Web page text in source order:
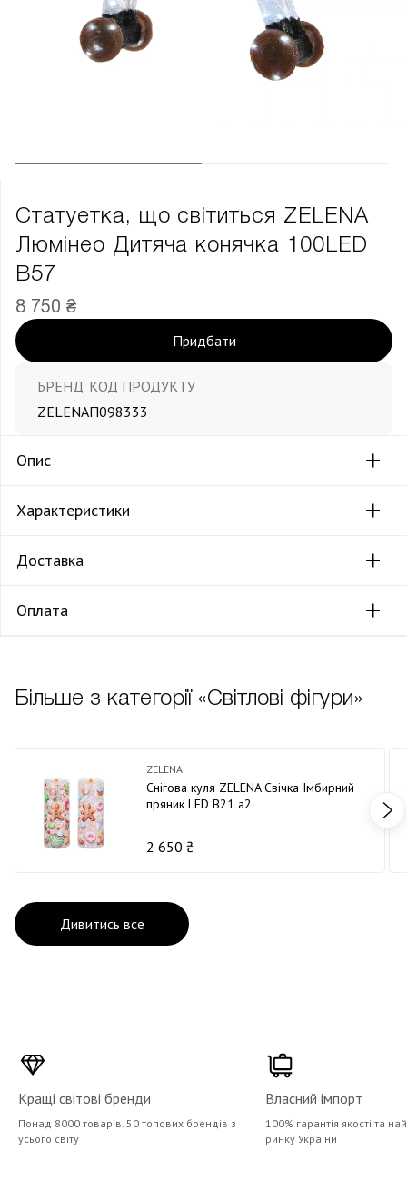
Статуетка, що світиться ZELENA
Люмінео Дитяча конячка 100LED
В57
8 750 ₴
Придбати
БРЕНД
ZELENA
КОД ПРОДУКТУ
П098333
Опис
Характеристики
Доставка
Оплата
Більше з категорії «Світлові фігури»
ZELENA
Снігова куля ZELENA Свічка Імбирний
пряник LED В21 а2
2 650 ₴
Дивитись все
Кращі світові бренди
Понад 8000 товарів. 50 топових брендів з
усього світу
Власний імпорт
100% гарантія якості та
ринку України